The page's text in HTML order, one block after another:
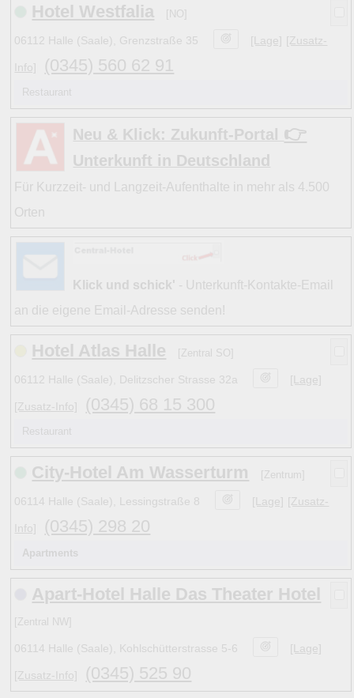
Hotel Westfalia [NO]
06112 Halle (Saale), Grenzstraße 35 [Lage] [Zusatz-
Info] (0345) 560 62 91
Restaurant
Neu & Klick: Zukunft-Portal 👉
Unterkunft in Deutschland
Für Kurzzeit- und Langzeit-Aufenthalte in mehr als 4.500
Orten
Klick und schick' - Unterkunft-Kontakte-Email
an die eigene Email-Adresse senden!
Hotel Atlas Halle [Zentral SO]
06112 Halle (Saale), Delitzscher Strasse 32a [Lage]
[Zusatz-Info] (0345) 68 15 300
Restaurant
City-Hotel Am Wasserturm [Zentrum]
06114 Halle (Saale), Lessingstraße 8 [Lage] [Zusatz-
Info] (0345) 298 20
Apartments
Apart-Hotel Halle Das Theater Hotel
[Zentral NW]
06114 Halle (Saale), Kohlschütterstrasse 5-6 [Lage]
[Zusatz-Info] (0345) 525 90